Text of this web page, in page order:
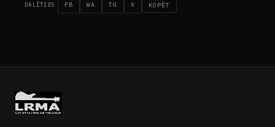
DALĪTIES FB WA TG X KOPĒT